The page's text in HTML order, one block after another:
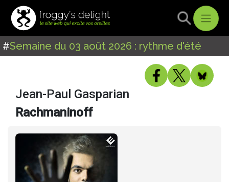
#Semaine du 03 août 2026 : rythme d'été
Jean-Paul Gasparian
Rachmaninoff